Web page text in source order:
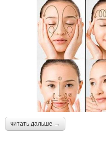
читать дальше →